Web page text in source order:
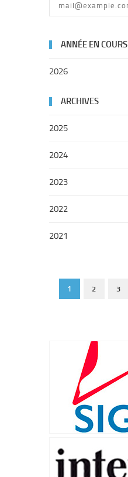
ANNÉE EN COURS
2026
ARCHIVES
2025
2024
2023
2022
2021
1 2 3